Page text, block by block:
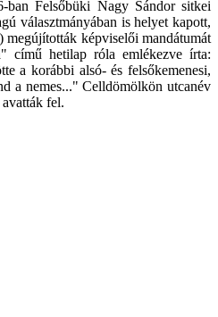
ban Felsőbüki Nagy Sándor sitkei
választmányában is helyet kapott,
képviselői mandátumát
című hetilap róla emlékezve írta:
a korábbi alsó- és felsőkemenesi,
a nemes..." Celldömölkön utcanév
fel.